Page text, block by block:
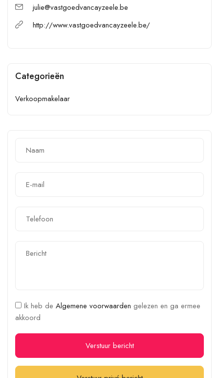
julie@vastgoedvancayzeele.be
http://www.vastgoedvancayzeele.be/
Categorieën
Verkoopmakelaar
Ik heb de Algemene voorwaarden gelezen en ga ermee
akkoord
Verstuur bericht